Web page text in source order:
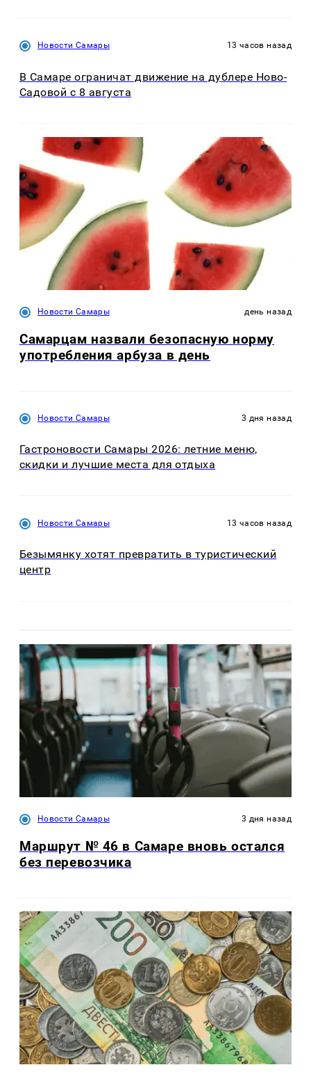
Новости Самары 13 часов назад
В Самаре ограничат движение на дублере Ново-
Садовой с 8 августа
Новости Самары день назад
Самарцам назвали безопасную норму
употребления арбуза в день
Новости Самары 3 дня назад
Гастроновости Самары 2026: летние меню,
скидки и лучшие места для отдыха
Новости Самары 13 часов назад
Безымянку хотят превратить в туристический
центр
Новости Самары 3 дня назад
Маршрут № 46 в Самаре вновь остался
без перевозчика